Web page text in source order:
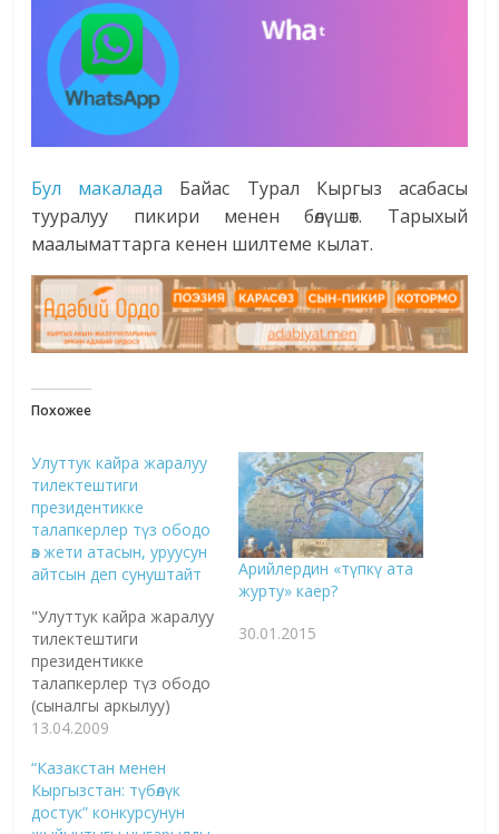
Бул макалада Байас Турал Кыргыз асабасы
тууралуу пикири менен бөлүшөт. Тарыхый
маалыматтарга кенен шилтеме кылат.
Похожее
Улуттук кайра жаралуу
тилектештиги
президентикке
талапкерлер түз ободо
өз жети атасын, уруусун
айтсын деп сунуштайт
"Улуттук кайра жаралуу
тилектештиги
президентикке
талапкерлер түз ободо
(сыналгы аркылуу)
мамлекеттик тил
учурунда, өз жети
атасын, уруусун, кайсыл
канатка тиешелүү
13.04.2009
Арийлердин «түпкү ата
журту» каер?
30.01.2015
“Казакстан менен
Кыргызстан: түбөлүк
достук” конкурсунун